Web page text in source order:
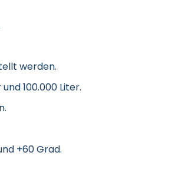
werden.
100.000 Liter.
+60 Grad.